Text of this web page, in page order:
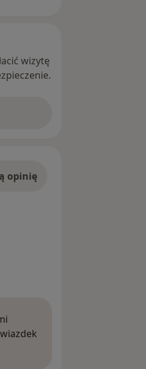
wizytę
opinię